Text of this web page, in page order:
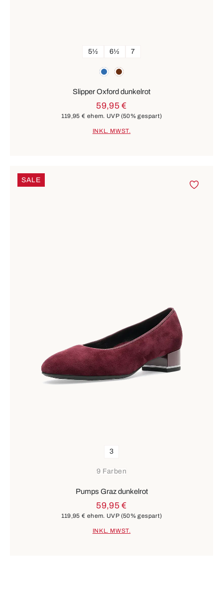
blau braun
5½ 6½ 7
Slipper Oxford dunkelrot
59,95 €
119,95 € ehem. UVP (50% gespart)
INKL. MWST.
SALE
9 Farben
3
Pumps Graz dunkelrot
59,95 €
119,95 € ehem. UVP (50% gespart)
INKL. MWST.